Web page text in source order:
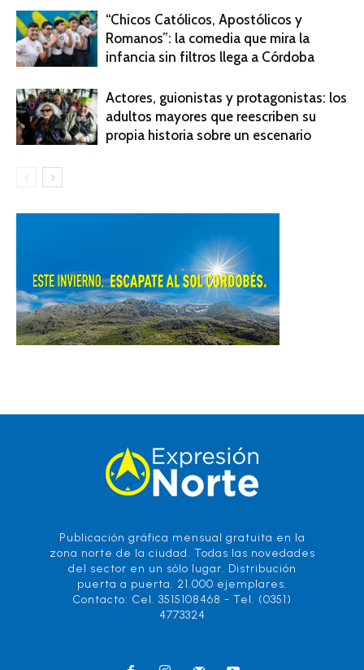
“Chicos Católicos, Apostólicos y
Romanos”: la comedia que mira la
infancia sin filtros llega a Córdoba
Actores, guionistas y protagonistas: los
adultos mayores que reescriben su
propia historia sobre un escenario
Publicación gráfica mensual gratuita en la
zona norte de la ciudad. Todas las novedades
del sector en un sólo lugar. Distribución
puerta a puerta. 21.000 ejemplares.
Contacto: Cel. 3515108468 - Tel. (0351)
4773324